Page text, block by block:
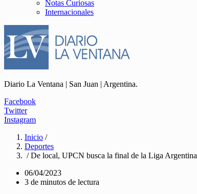
Notas Curiosas
Internacionales
Diario La Ventana | San Juan | Argentina.
Facebook
Twitter
Instagram
Inicio /
Deportes
/ De local, UPCN busca la final de la Liga Argentina
06/04/2023
3 de minutos de lectura